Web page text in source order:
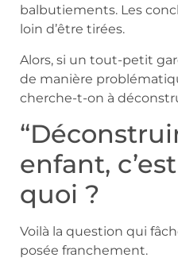
balbutiements. Les
loin d’être tirées.
Alors, si un tout-petit
de manière
cherche-t-on à
enfant,
quoi ?
Voilà la question qui
posée franchement.